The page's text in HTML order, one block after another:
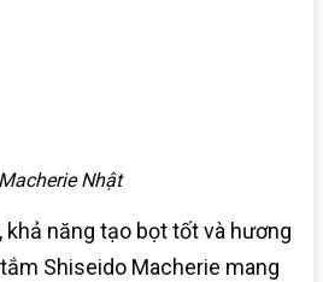
Nhật
năng tạo bọt tốt và hương
Shiseido Macherie mang